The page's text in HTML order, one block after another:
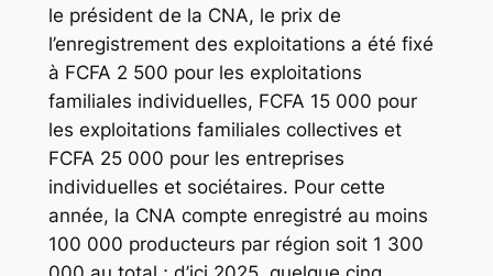
le président de la CNA, le prix de
l’enregistrement des exploitations a été fixé
à FCFA 2 500 pour les exploitations
familiales individuelles, FCFA 15 000 pour
les exploitations familiales collectives et
FCFA 25 000 pour les entreprises
individuelles et sociétaires. Pour cette
année, la CNA compte enregistré au moins
100 000 producteurs par région soit 1 300